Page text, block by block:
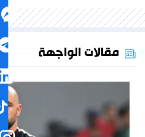
مقالات الواجهة